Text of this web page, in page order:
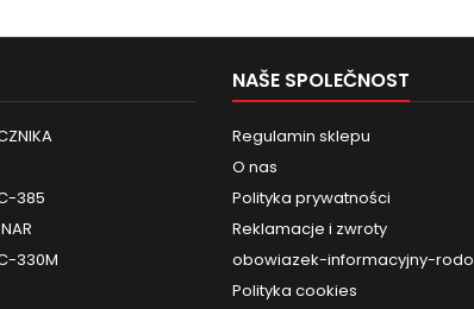
385
330M
NAŠE SPOLEČNOST
Regulamin sklepu
O nas
Polityka prywatności
Reklamacje i zwroty
obowiazek-informacyjny-rodo
Polityka cookies